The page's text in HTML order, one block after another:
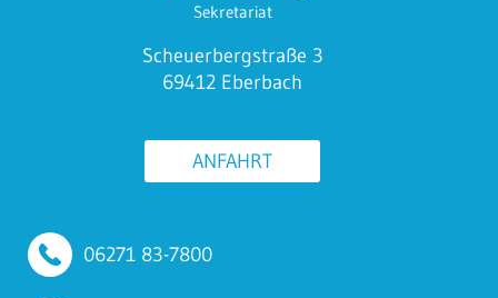
06271 83-7800
Sekretariat
Scheuerbergstraße 3
69412 Eberbach
ANFAHRT